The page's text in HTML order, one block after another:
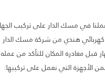
في مسك الدار على تركيب
هندي من شركة مسك
قبل مغادرة المكان للتأكد من عمله
الأجهزة التي نعمل على تركيبها: